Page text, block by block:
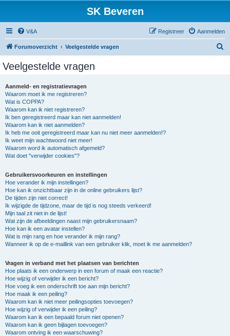
SK Beveren
V&A Aanmelden
Registreer
Forumoverzicht Veelgestelde vragen
Veelgestelde vragen
Aanmeld- en registratievragen
Waarom moet ik me registreren?
Wat is COPPA?
Waarom kan ik niet registreren?
Ik ben geregistreerd maar kan niet aanmelden!
Waarom kan ik niet aanmelden?
Ik heb me ooit geregistreerd maar kan nu niet meer aanmelden!?
Ik weet mijn wachtwoord niet meer!
Waarom word ik automatisch afgemeld?
Wat doet "verwijder cookies"?
Gebruikersvoorkeuren en instellingen
Hoe verander ik mijn instellingen?
Hoe kan ik onzichtbaar zijn in de online gebruikers lijst?
De tijden zijn niet correct!
Ik wijzigde de tijdzone, maar de tijd is nog steeds verkeerd!
Mijn taal zit niet in de lijst!
Wat zijn de afbeeldingen naast mijn gebruikersnaam?
Hoe kan ik een avatar instellen?
Wat is mijn rang en hoe verander ik mijn rang?
Wanneer ik op de e-maillink van een gebruiker klik, moet ik me aanmelden?
Vragen in verband met het plaatsen van berichten
Hoe plaats ik een onderwerp in een forum of maak een reactie?
Hoe wijzig of verwijder ik een bericht?
Hoe voeg ik een onderschrift toe aan mijn bericht?
Hoe maak ik een peiling?
Waarom kan ik niet meer peilingsopties toevoegen?
Hoe wijzig of verwijder ik een peiling?
Waarom kan ik een bepaald forum niet openen?
Waarom kan ik geen bijlagen toevoegen?
Waarom ontving ik een waarschuwing?